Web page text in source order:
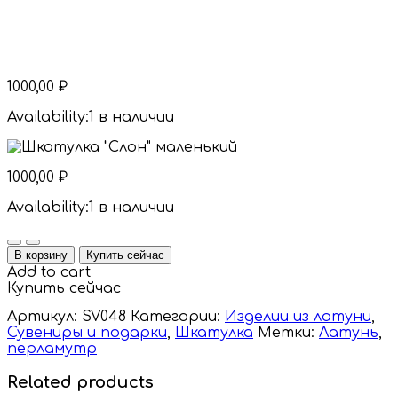
1000,00 ₽
Availability:1 в наличии
1000,00 ₽
Availability:1 в наличии
Quantity
В корзину Купить сейчас
Add to cart
Купить сейчас
Артикул: SV048 Категории: Изделии из латуни,
Сувениры и подарки, Шкатулка Метки: Латунь,
перламутр
Related products